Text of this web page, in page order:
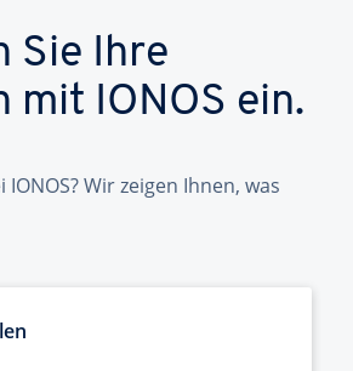
Sie Ihre
mit IONOS ein.
Wir zeigen Ihnen, was